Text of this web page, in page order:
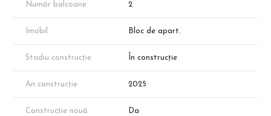
Număr balcoane 2
Imobil Bloc de apart.
Stadiu construcție În construcție
An construcție 2025
Construcție nouă Da